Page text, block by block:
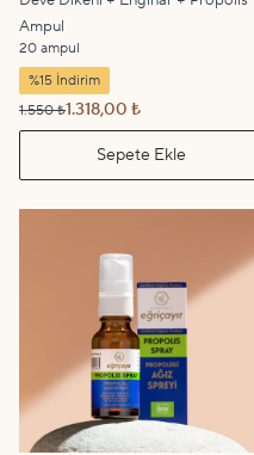
Ampul
20 ampul
%15 İndirim
1.550 ₺1.318,00 ₺
Sepete Ekle